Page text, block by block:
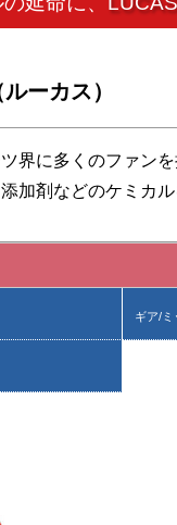
ーカス）
界に多くのファン
加剤などのケミカル
ギア/